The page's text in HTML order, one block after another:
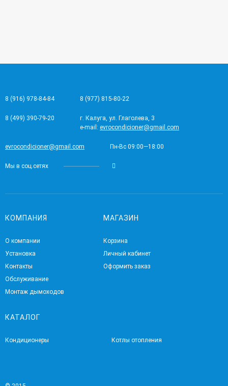
8 (916) 978-84-84 8 (977) 815-80-22
8 (499) 390-79-20
г. Калуга, ул. Глаголева, 3
e-mail: evrocondicioner@gmail.com
evrocondicioner@gmail.com Пн-Вс 09:00—18:00
Мы в соц.сетях
КОМПАНИЯ
О компании
Установка
Контакты
Обслуживание
Монтаж дымоходов
МАГАЗИН
Корзина
Личный кабинет
Оформить заказ
КАТАЛОГ
Кондиционеры Котлы отопления